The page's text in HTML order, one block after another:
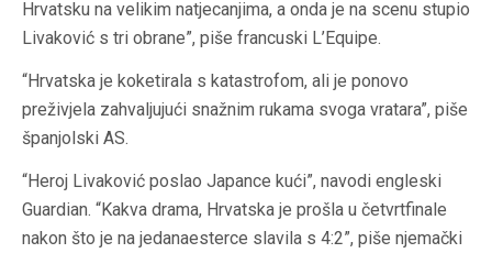
Hrvatsku na velikim natjecanjima, a onda je na scenu stupio
Livaković s tri obrane”, piše francuski L’Equipe.
“Hrvatska je koketirala s katastrofom, ali je ponovo
preživjela zahvaljujući snažnim rukama svoga vratara”, piše
španjolski AS.
“Heroj Livaković poslao Japance kući”, navodi engleski
Guardian. “Kakva drama, Hrvatska je prošla u četvrtfinale
nakon što je na jedanaesterce slavila s 4:2”, piše njemački